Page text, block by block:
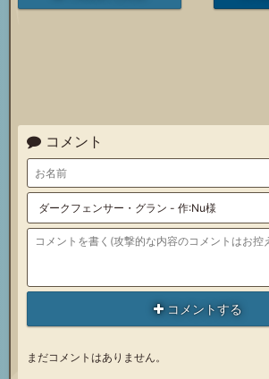
コメント
コメントする
まだコメントはありません。